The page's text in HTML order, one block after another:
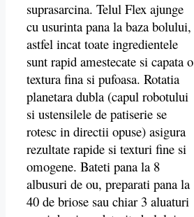
suprasarcina. Telul Flex ajunge
cu usurinta pana la baza bolului,
astfel incat toate ingredientele
sunt rapid amestecate si capata o
textura fina si pufoasa. Rotatia
planetara dubla (capul robotului
si ustensilele de patiserie se
rotesc in directii opuse) asigura
rezultate rapide si texturi fine si
omogene. Bateti pana la 8
albusuri de ou, preparati pana la
40 de briose sau chiar 3 aluaturi